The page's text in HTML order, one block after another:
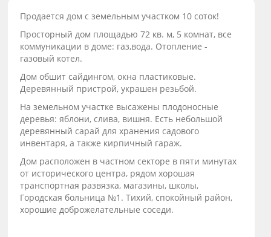
Продается дом с земельным участком 10 соток!
Просторный дом площадью 72 кв. м, 5 комнат, все
коммуникации в доме: газ,вода. Отопление -
газовый котел.
Дом обшит сайдингом, окна пластиковые.
Деревянный пристрой, украшен резьбой.
На земельном участке высажены плодоносные
деревья: яблони, слива, вишня. Есть небольшой
деревянный сарай для хранения садового
инвентаря, а также кирпичный гараж.
Дом расположен в частном секторе в пяти минутах
от исторического центра, рядом хорошая
транспортная развязка, магазины, школы,
Городская больница №1. Тихий, спокойный район,
хорошие доброжелательные соседи.